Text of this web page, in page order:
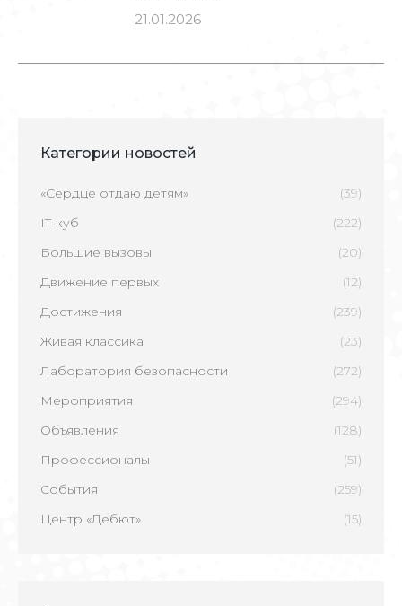
21.01.2026
Категории новостей
«Сердце отдаю детям»
(39)
IT-куб
(222)
Большие вызовы
(20)
Движение первых
(12)
Достижения
(239)
Живая классика
(23)
Лаборатория безопасности
(272)
Мероприятия
(294)
Объявления
(128)
Профессионалы
(51)
События
(259)
Центр «Дебют»
(15)